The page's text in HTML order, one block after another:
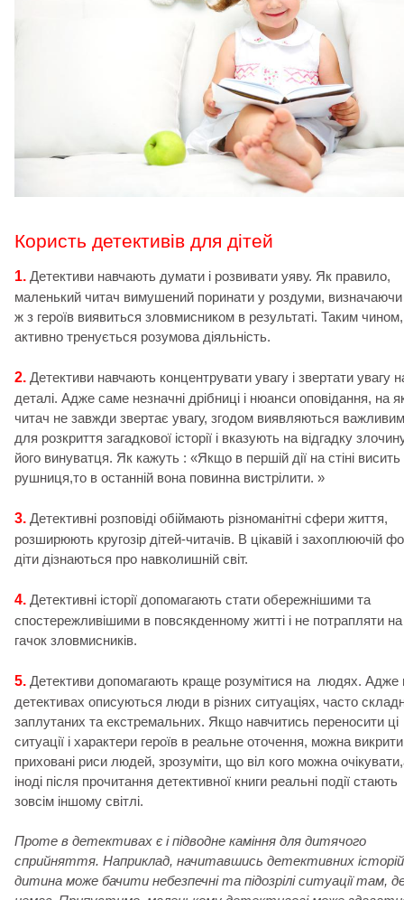
Користь детективів для дітей
1. Детективи навчають думати і розвивати уяву. Як правило,
маленький читач вимушений поринати у роздуми, визначаючи
ж з героїв виявиться зловмисником в результаті. Таким чином,
активно тренується розумова діяльність.
2. Детективи навчають концентрувати увагу і звертати увагу
деталі. Адже саме незначні дрібниці і нюанси оповідання, на
читач не завжди звертає увагу, згодом виявляються
для розкриття загадкової історії і вказують на відгадку
його винуватця. Як кажуть : «Якщо в першій дії на стіні висить
рушниця,то в останній вона повинна вистрілити. »
3. Детективні розповіді обіймають різноманітні сфери життя,
розширюють кругозір дітей-читачів. В цікавій і захоплюючій
діти дізнаються про навколишній світ.
4. Детективні історії допомагають стати обережнішими та
спостережливішими в повсякденному житті і не потрапляти на
гачок зловмисників.
5. Детективи допомагають краще розумітися на людях. Адже
детективах описуються люди в різних ситуаціях, часто
заплутаних та екстремальних. Якщо навчитись переносити ці
ситуації і характери героїв в реальне оточення, можна викрити
приховані риси людей, зрозуміти, що віл кого можна
іноді після прочитання детективної книги реальні події
зовсім іншому світлі.
Проте в детективах є і підводне каміння для дитячого
сприйняття. Наприклад, начитавшись детективних
дитина може бачити небезпечні та підозрілі ситуації там,